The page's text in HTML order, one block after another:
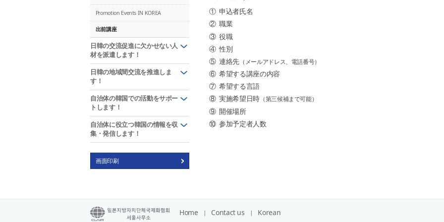
Promotion Events IN KOREA
出前講座
日韓の交流促進に欠かせない人
材を派遣します！
日韓の地域間交流を推進しま
す！
自治体の韓国での活動をサポー
トします！
自治体に役立つ韓国の情報を収
集・発信します！
画面印刷
① 申込者氏名
② 職業
③ 役職
④ 性別
⑤ 連絡先（メールアドレス、電話番号）
⑥ 希望する講座の内容
⑦ 希望する言語
⑧ 実施希望日時（第三候補まで可能）
⑨ 開催場所
⑩ 参加予定者人数
Home Contact us
Korean